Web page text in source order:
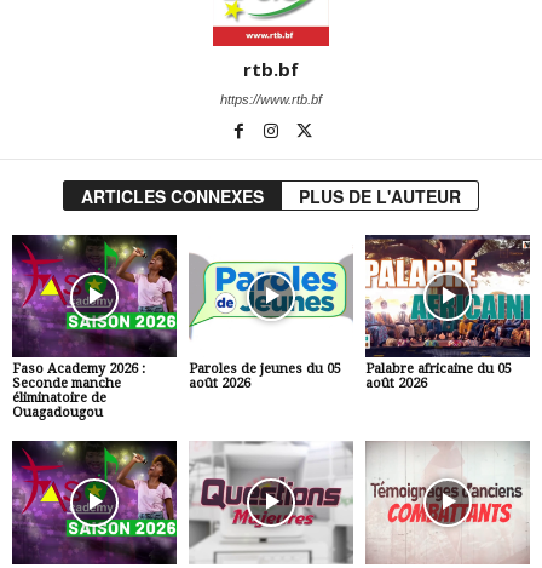
rtb.bf
https://www.rtb.bf
ARTICLES CONNEXES PLUS DE L'AUTEUR
Faso Academy 2026 :
Seconde manche
éliminatoire de
Ouagadougou
Paroles de jeunes du 05
août 2026
Palabre africaine du 05
août 2026